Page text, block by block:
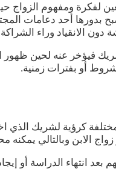
لفكرة ومفهوم الزواج
أحد دعامات
دون الانقياد وراء
فيؤخر عنه لحين ظهور
أو بفترات زمنية.
كرؤية لشريك الذي
الابن وبالتالي يمكنه
بعد انتهاء الدراسة أو